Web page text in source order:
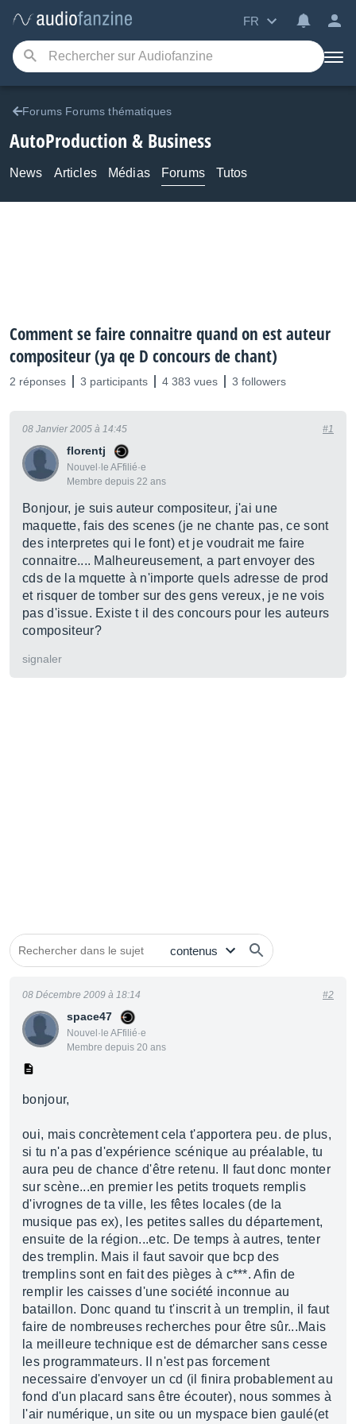
FR
Forums Forums thématiques
AutoProduction & Business
News Articles Médias Forums Tutos
Comment se faire connaitre quand on est auteur
compositeur (ya qe D concours de chant)
2 réponses 3 participants 4 383 vues 3 followers
florentj
Nouvel·le AFfilié·e
Membre depuis 22 ans
08 Janvier 2005 à 14:45 #1
Bonjour, je suis auteur compositeur, j'ai une
maquette, fais des scenes (je ne chante pas, ce sont
des interpretes qui le font) et je voudrait me faire
connaitre.... Malheureusement, a part envoyer des
cds de la mquette à n'importe quels adresse de prod
et risquer de tomber sur des gens vereux, je ne vois
pas d'issue. Existe t il des concours pour les auteurs
compositeur?
signaler
space47
Nouvel·le AFfilié·e
Membre depuis 20 ans
08 Décembre 2009 à 18:14 #2
bonjour,
oui, mais concrètement cela t'apportera peu. de plus,
si tu n'a pas d'expérience scénique au préalable, tu
aura peu de chance d'être retenu. Il faut donc monter
sur scène...en premier les petits troquets remplis
d'ivrognes de ta ville, les fêtes locales (de la
musique pas ex), les petites salles du département,
ensuite de la région...etc. De temps à autres, tenter
des tremplin. Mais il faut savoir que bcp des
tremplins sont en fait des pièges à c***. Afin de
remplir les caisses d'une société inconnue au
bataillon. Donc quand tu t'inscrit à un tremplin, il faut
faire de nombreuses recherches pour être sûr...Mais
la meilleure technique est de démarcher sans cesse
les programmateurs. Il n'est pas forcement
necessaire d'envoyer un cd (il finira probablement au
fond d'un placard sans être écouter), nous sommes à
l'air numérique, un site ou un myspace bien gaulé(et